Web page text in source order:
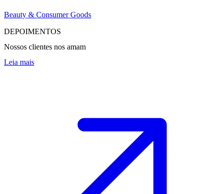
Beauty & Consumer Goods
DEPOIMENTOS
Nossos clientes nos amam
Leia mais